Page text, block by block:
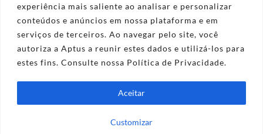
experiência mais saliente ao analisar e personalizar
conteúdos e anúncios em nossa plataforma e em
serviços de terceiros. Ao navegar pelo site, você
autoriza a Aptus a reunir estes dados e utilizá-los para
estes fins. Consulte nossa Política de Privacidade.
Customizar
Aceitar
Navegue
Home
Sobre Nós
Serviços
Fale Conosco
© 2025 - Details Travel. Todos os direitos reservados.